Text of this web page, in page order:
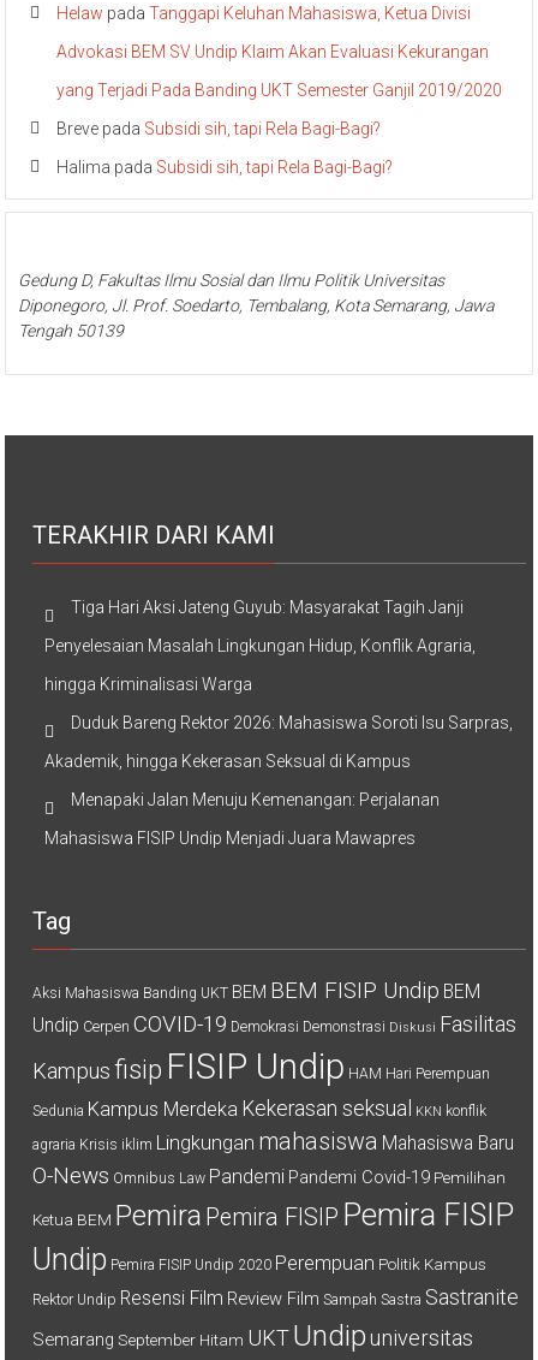
Helaw padaTanggapi Keluhan Mahasiswa, Ketua Divisi
Advokasi BEM SV Undip Klaim Akan Evaluasi Kekurangan
yang Terjadi Pada Banding UKT Semester Ganjil 2019/2020
Breve pada Subsidi sih, tapi Rela Bagi-Bagi?
Halima pada Subsidi sih, tapi Rela Bagi-Bagi?
Gedung D, Fakultas Ilmu Sosial dan Ilmu Politik Universitas
Diponegoro, Jl. Prof. Soedarto, Tembalang, Kota Semarang, Jawa
Tengah 50139
TERAKHIR DARI KAMI
Tiga Hari Aksi Jateng Guyub: Masyarakat Tagih Janji
Penyelesaian Masalah Lingkungan Hidup, Konflik Agraria,
hingga Kriminalisasi Warga
Duduk Bareng Rektor 2026: Mahasiswa Soroti Isu Sarpras,
Akademik, hingga Kekerasan Seksual di Kampus
Menapaki Jalan Menuju Kemenangan: Perjalanan
Mahasiswa FISIP Undip Menjadi Juara Mawapres
Tag
Aksi Mahasiswa Banding UKT BEM BEM FISIP Undip BEM
Undip Cerpen COVID-19 Demokrasi Demonstrasi Diskusi Fasilitas
Kampus fisip FISIP Undip HAM Hari Perempuan
Sedunia Kampus Merdeka Kekerasan seksual KKN konflik
agraria Krisis iklim Lingkungan mahasiswa Mahasiswa Baru
O-News Omnibus Law Pandemi Pandemi Covid-19 Pemilihan
Ketua BEM Pemira Pemira FISIP Pemira FISIP
Undip Pemira FISIP Undip 2020 Perempuan Politik Kampus
Rektor Undip Resensi Film Review Film Sampah Sastra Sastranite
Semarang September Hitam UKTUndip universitas